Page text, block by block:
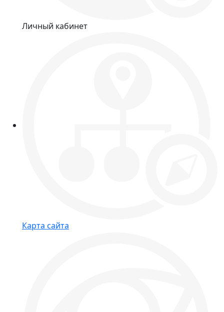
Личный кабинет
Карта сайта